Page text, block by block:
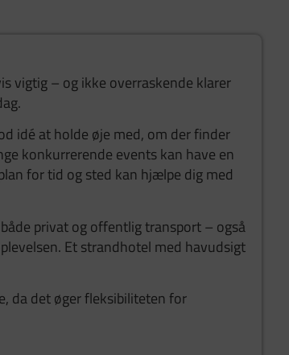
vigtig – og ikke overraskende klarer
idé at holde øje med, om der finder
konkurrerende events kan have en
for tid og sted kan hjælpe dig med
privat og offentlig transport – også
Et strandhotel med havudsigt
da det øger fleksibiliteten for